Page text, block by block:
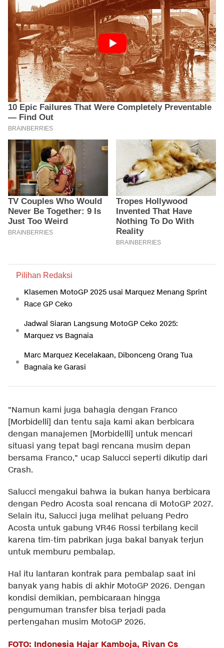
Pilihan Redaksi
Klasemen MotoGP 2025 usai Marquez Menang Sprint
Race GP Ceko
Jadwal Siaran Langsung MotoGP Ceko 2025:
Marquez vs Bagnaia
Marc Marquez Kecelakaan, Dibonceng Orang Tua
Bagnaia ke Garasi
"Namun kami juga bahagia dengan Franco
[Morbidelli] dan tentu saja kami akan berbicara
dengan manajemen [Morbidelli] untuk mencari
situasi yang tepat bagi rencana musim depan
bersama Franco," ucap Salucci seperti dikutip dari
Crash.
Salucci mengakui bahwa ia bukan hanya berbicara
dengan Pedro Acosta soal rencana di MotoGP 2027.
Selain itu, Salucci juga melihat peluang Pedro
Acosta untuk gabung VR46 Rossi terbilang kecil
karena tim-tim pabrikan juga bakal banyak terjun
untuk memburu pembalap.
Hal itu lantaran kontrak para pembalap saat ini
banyak yang habis di akhir MotoGP 2026. Dengan
kondisi demikian, pembicaraan hingga
pengumuman transfer bisa terjadi pada
pertengahan musim MotoGP 2026.
FOTO: Indonesia Hajar Kamboja, Rivan Cs